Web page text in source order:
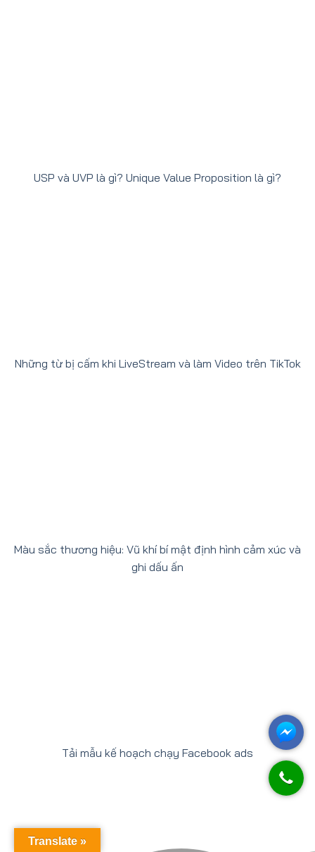
USP và UVP là gì? Unique Value Proposition là gì?
Những từ bị cấm khi LiveStream và làm Video trên TikTok
Màu sắc thương hiệu: Vũ khí bí mật định hình cảm xúc và
ghi dấu ấn
Tải mẫu kế hoạch chạy Facebook ads
Translate »